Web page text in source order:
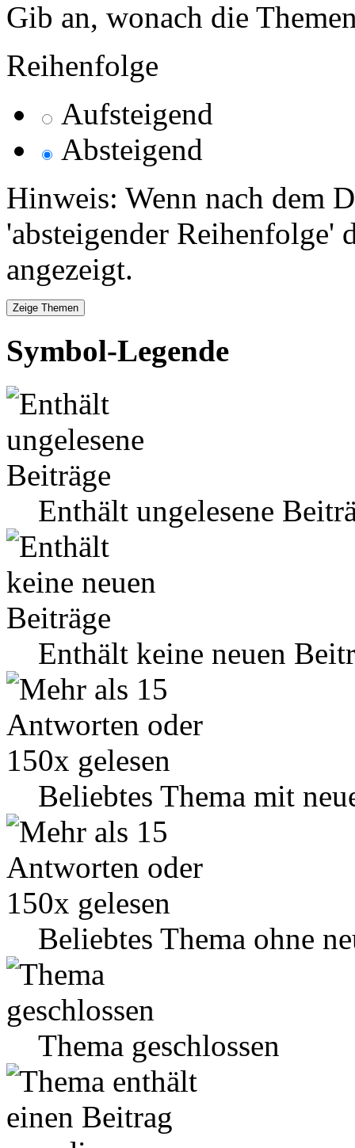
Gib an, wonach die
Reihenfolge
Aufsteigend
Absteigend
Hinweis: Wenn nach dem
'absteigender Reihenfolge'
angezeigt.
Symbol-Legende
Enthält ungelesene
Enthält keine neuen
Beliebtes Thema mit
Beliebtes Thema ohne
Thema geschlossen